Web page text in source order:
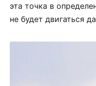
эта точка в
не будет двигаться